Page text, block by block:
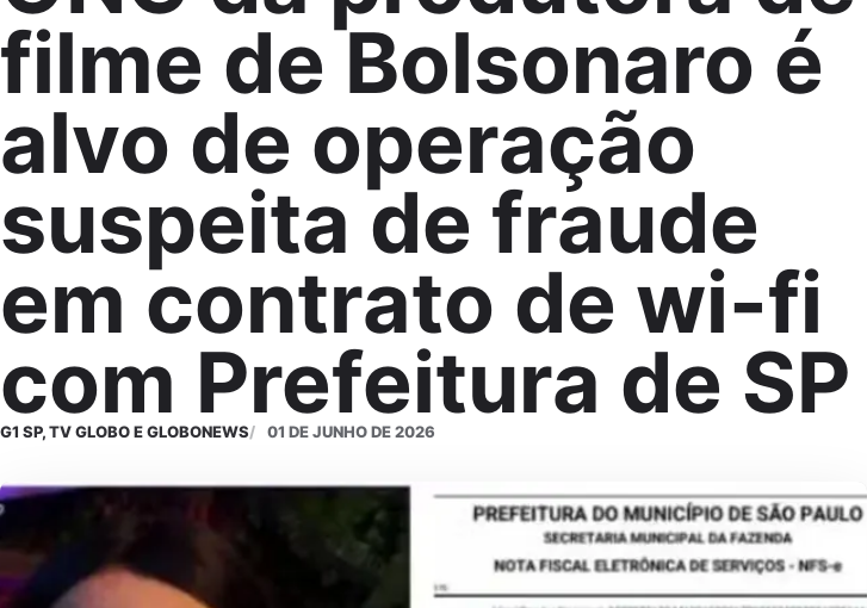
filme de Bolsonaro é
alvo de operação
suspeita de fraude
em contrato de wi-fi
com Prefeitura de SP
G1 SP, TV GLOBO E GLOBONEWS 01 DE JUNHO DE 2026